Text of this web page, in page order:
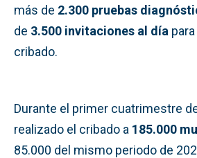
más de 2.300 pruebas
de 3.500 invitaciones al día
cribado.
Durante el primer cuatrimestre
realizado el cribado a 185.000
85.000 del mismo periodo de